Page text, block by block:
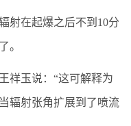
射在起爆之后不到10分
。
祥玉说：“这可解释为
辐射张角扩展到了喷流